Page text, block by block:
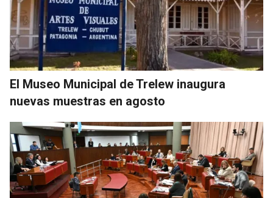
El Museo Municipal de Trelew inaugura
nuevas muestras en agosto